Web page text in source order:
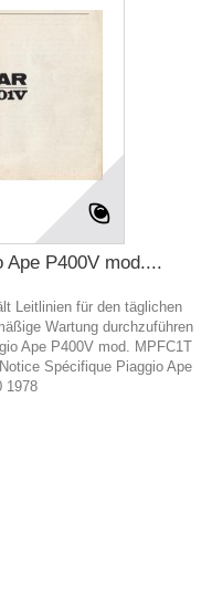
Ape P400V mod....
Leitlinien für den täglichen
Wartung durchzuführen
Ape P400V mod. MPFC1T
Spécifique Piaggio Ape
1978